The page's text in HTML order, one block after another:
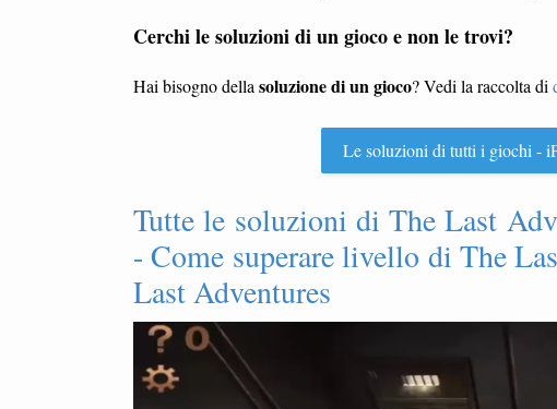
Cerchi le soluzioni di un gioco e non le trovi?
Hai bisogno della soluzione di un gioco? Vedi la raccolta di
Le soluzioni di tutti i giochi -
Tutte le soluzioni di The Last
- Come superare livello di The
Last Adventures